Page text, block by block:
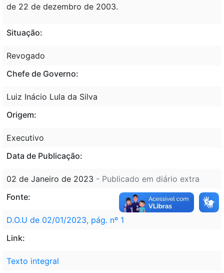
de 22 de dezembro de 2003.
Situação:
Revogado
Chefe de Governo:
Luiz Inácio Lula da Silva
Origem:
Executivo
Data de Publicação:
02 de Janeiro de 2023 - Publicado em diário extra
Fonte:
D.O.U de 02/01/2023, pág. nº 1
Link:
Texto integral